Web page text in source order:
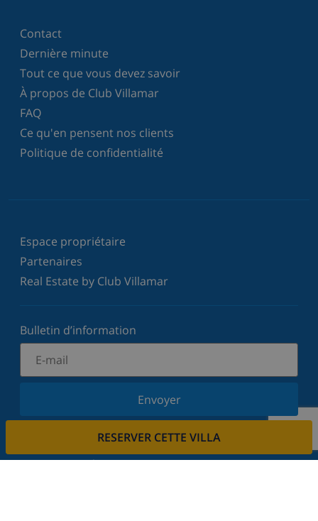
RESERVER CETTE VILLA
Contact
Dernière minute
Tout ce que vous devez savoir
À propos de Club Villamar
FAQ
Ce qu'en pensent nos clients
Politique de confidentialité
Espace propriétaire
Partenaires
Real Estate by Club Villamar
Bulletin d’information
Envoyer
Inscrivez-vous à notre newsletter et restez informé
votre vie privée.